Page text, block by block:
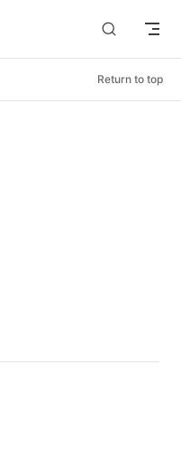
Return to top